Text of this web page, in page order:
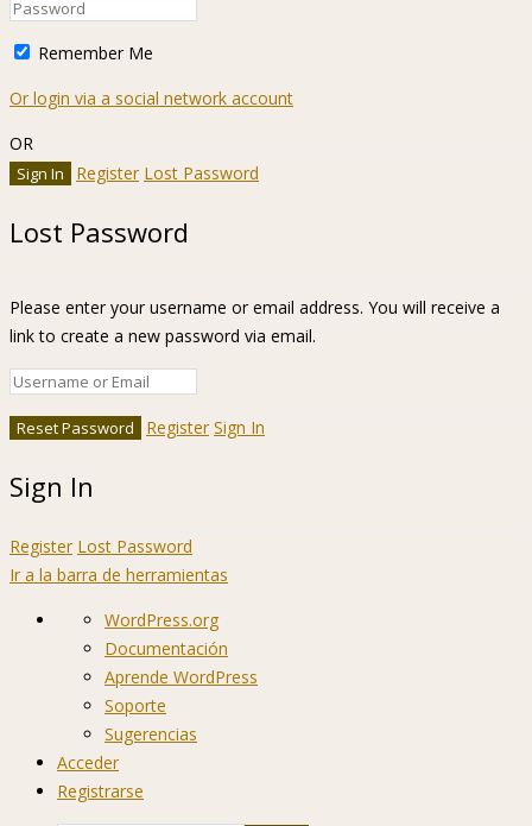
Remember Me
Or login via a social network account
OR
Register Lost Password
Lost Password
Please enter your username or email address. You will receive a
link to create a new password via email.
Register Sign In
Sign In
Register Lost Password
Ir a la barra de herramientas
Acerca
WordPress
WordPress.org
Documentación
Aprende WordPress
Soporte
Sugerencias
Acceder
Registrarse